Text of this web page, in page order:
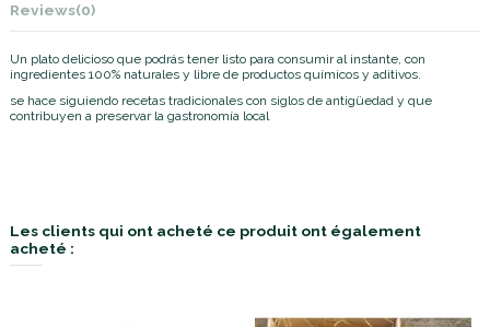
Reviews(0)
Un plato delicioso que podrás tener listo para consumir al instante, con
ingredientes 100% naturales y libre de productos químicos y aditivos.
se hace siguiendo recetas tradicionales con siglos de antigüedad y que
contribuyen a preservar la gastronomía local
Les clients qui ont acheté ce produit ont également
acheté :